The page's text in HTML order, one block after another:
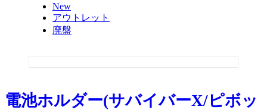
New
アウトレット
廃盤
電池ホルダー(サバイバーX/ピボッ